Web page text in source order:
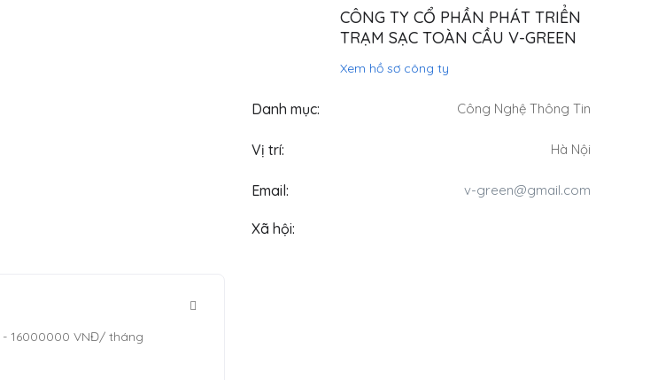
- 16000000 VNĐ/ tháng
CÔNG TY CỔ PHẦN PHÁT TRIỂN
TRẠM SẠC TOÀN CẦU V-GREEN
Xem hồ sơ công ty
Danh mục: Công Nghệ Thông Tin
Vị trí: Hà Nội
Email: v-green@gmail.com
Xã hội: